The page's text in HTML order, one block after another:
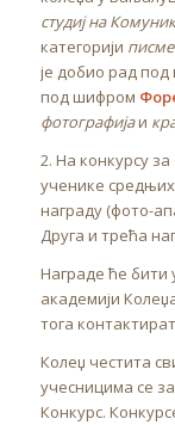
студиј на
категорији
је добио рад
под шифром
фотографијаи
2. На конкурсу
ученике
награду (фото-
Друга и трећа
Награде ће бити
академији
тога
Колеџ честита
учесницима се
Конкурс.